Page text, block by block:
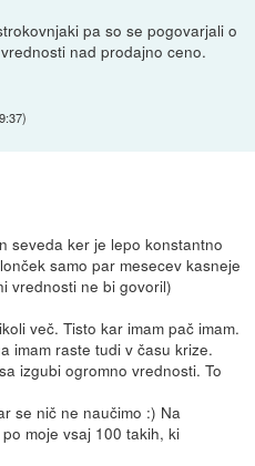
pa so se pogovarjali o
nad prodajno ceno.
)
seveda ker je lepo konstantno
samo par mesecev kasneje
vrednosti ne bi govoril)
več. Tisto kar imam pač imam.
imam raste tudi v času krize.
izgubi ogromno vrednosti. To
se nič ne naučimo :) Na
moje vsaj 100 takih, ki